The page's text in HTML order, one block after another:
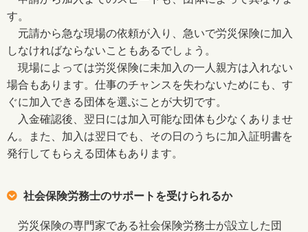
す。
元請から急な現場の依頼が入り、急いで労災保険に加入
しなければならないこともあるでしょう。
現場によっては労災保険に未加入の一人親方は入れない
場合もあります。仕事のチャンスを失わないためにも、す
ぐに加入できる団体を選ぶことが大切です。
入金確認後、翌日には加入可能な団体も少なくありませ
ん。また、加入は翌日でも、その日のうちに加入証明書を
発行してもらえる団体もあります。
社会保険労務士のサポートを受けられるか
労災保険の専門家である社会保険労務士が設立した団